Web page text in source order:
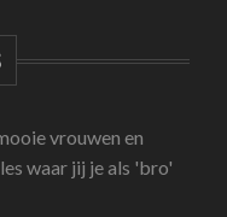
vrouwen en
waar jij je als 'bro'